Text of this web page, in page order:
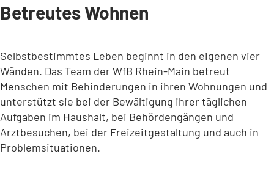
Betreutes Wohnen
Selbstbestimmtes Leben beginnt in den eigenen vier
Wänden. Das Team der WfB Rhein-Main betreut
Menschen mit Behinderungen in ihren Wohnungen und
unterstützt sie bei der Bewältigung ihrer täglichen
Aufgaben im Haushalt, bei Behördengängen und
Arztbesuchen, bei der Freizeitgestaltung und auch in
Problemsituationen.